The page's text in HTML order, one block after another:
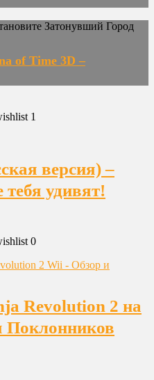
of Time 3D –
1
версия) –
удивят!
0
Revolution 2 на